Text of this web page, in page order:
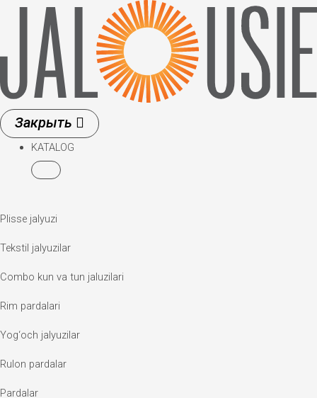
KATALOG
Plisse jalyuzi
Tekstil jalyuzilar
Combo kun va tun jaluzilari
Rim pardalari
Yog‘och jalyuzilar
Rulon pardalar
Pardalar